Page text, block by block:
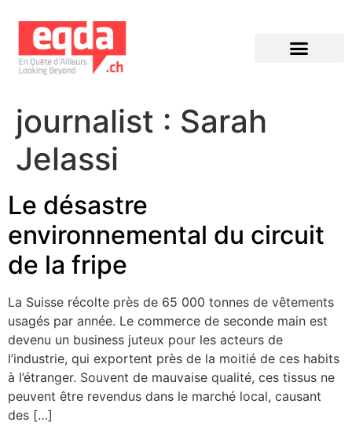
journalist : Sarah
Jelassi
Le désastre
environnemental du circuit
de la fripe
La Suisse récolte près de 65 000 tonnes de vêtements
usagés par année. Le commerce de seconde main est
devenu un business juteux pour les acteurs de
l’industrie, qui exportent près de la moitié de ces habits
à l’étranger. Souvent de mauvaise qualité, ces tissus ne
peuvent être revendus dans le marché local, causant
des […]